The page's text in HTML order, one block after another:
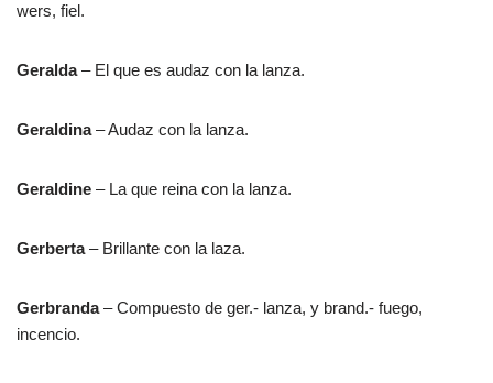
wers, fiel.
Geralda– El que es audaz con la lanza.
Geraldina– Audaz con la lanza.
Geraldine – La que reina con la lanza.
Gerberta– Brillante con la laza.
Gerbranda– Compuesto de ger.- lanza, y brand.- fuego,
incencio.